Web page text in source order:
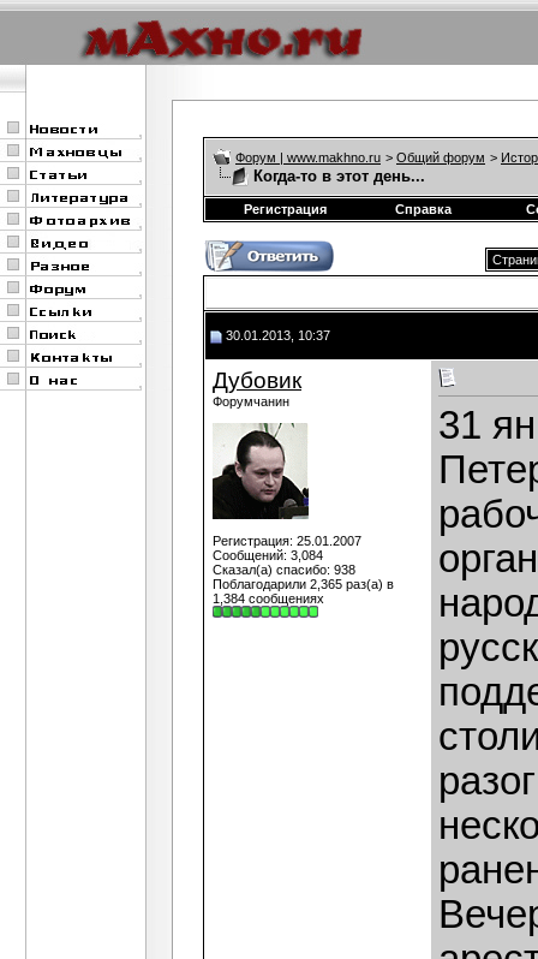
Форум | www.makhno.ru > Общий форум >
Когда-то в этот день...
Регистрация Справка
30.01.2013, 10:37
Дубовик
Форумчанин
Регистрация: 25.01.2007
Сообщений: 3,084
Сказал(а) спасибо: 938
Поблагодарили 2,365 раз(а) в
1,384 сообщениях
31